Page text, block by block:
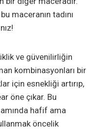
maceranın tadını
ve güvenilirliğin
kombinasyonları bir
için esnekliği artırıp,
öne çıkar. Bu
hafif ama
öncelik